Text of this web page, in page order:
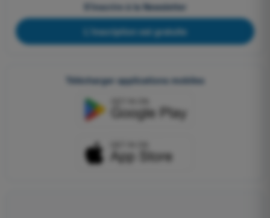
S'inscrire à la Newsletter
L'inscription est gratuite
Télécharger applications mobiles